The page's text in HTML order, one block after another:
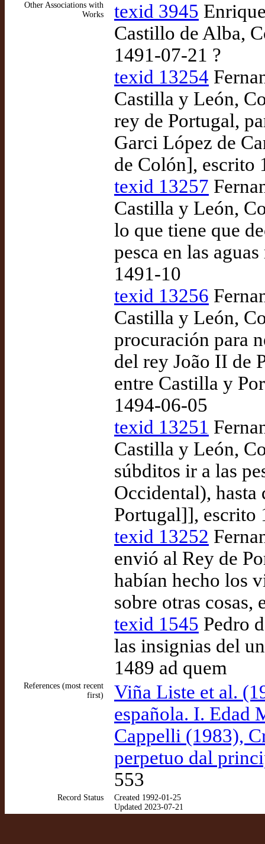
Other Associations with
Works
texid 3945
Castillo de Alba,
1491-07-21 ?
texid 13254
Castilla y León,
rey de Portugal,
Garci López de
de Colón], escrito
texid 13257
Castilla y León,
lo que tiene que
pesca en las
1491-10
texid 13256
Castilla y León,
procuración para
del rey João II de
entre Castilla y
1494-06-05
texid 13251
Castilla y León,
súbditos ir a las
Occidental), hasta
Portugal]], escrito
texid 13252
envió al Rey de
habían hecho los
sobre otras
texid 1545 Pedro
las insignias del
1489 ad quem
References (most recent
first)
Viña Liste et al.
española. I. Edad
Cappelli (1983),
perpetuo dal
553
Record Status
Created 1992-01-25
Updated 2023-07-21